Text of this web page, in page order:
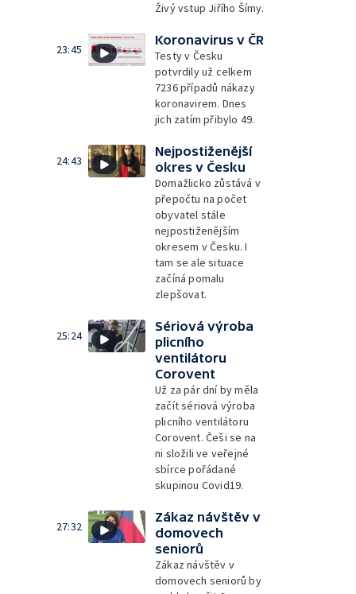
Živý vstup Jiřího Šímy.
23:45
Koronavirus v ČR
Testy v Česku
potvrdily už celkem
7236 případů nákazy
koronavirem. Dnes
jich zatím přibylo 49.
24:43
Nejpostiženější
okres v Česku
Domažlicko zůstává v
přepočtu na počet
obyvatel stále
nejpostiženějším
okresem v Česku. I
tam se ale situace
začíná pomalu
zlepšovat.
25:24
Sériová výroba
plicního
ventilátoru
Corovent
Už za pár dní by měla
začít sériová výroba
plicního ventilátoru
Corovent. Češi se na
ni složili ve veřejné
sbírce pořádané
skupinou Covid19.
27:32
Zákaz návštěv v
domovech
seniorů
Zákaz návštěv v
domovech seniorů by